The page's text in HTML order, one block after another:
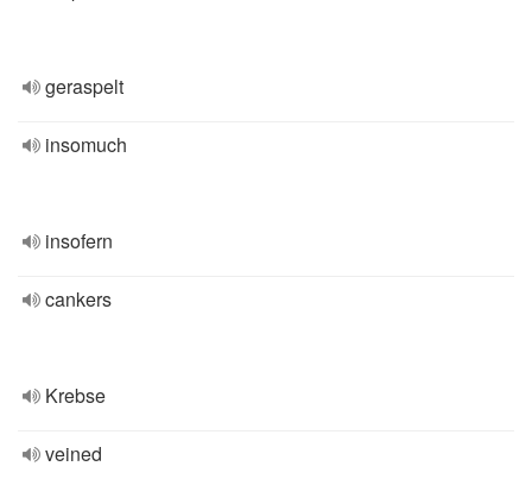
geraspelt
insomuch
insofern
cankers
Krebse
veined